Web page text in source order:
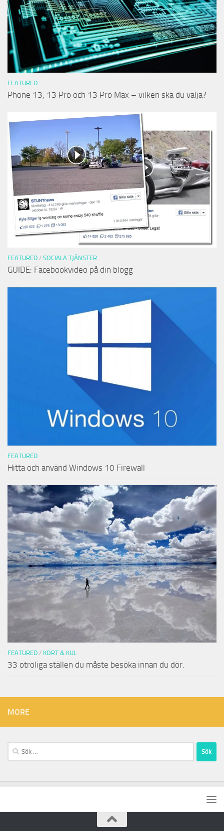
FEATURED
Phone 13, 13 Pro och 13 Pro Max – vilken ska du välja?
FEATURED / SOCIALA TJÄNSTER
GUIDE: Facebookvideo på din blogg
FEATURED
Hitta och använd Windows 10 Firewall
FEATURED / KORT & KUL
33 otroliga ställen du måste besöka innan du dör.
MORE
Sök
efter: